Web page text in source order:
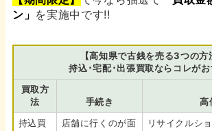
ン」 を実施中です!!
【高知県で古銭を売る3つの方
持込･宅配･出張買取ならコレが
買取方
法
手続き
高
持込買
店舗に行くのが面
リサイクルシ